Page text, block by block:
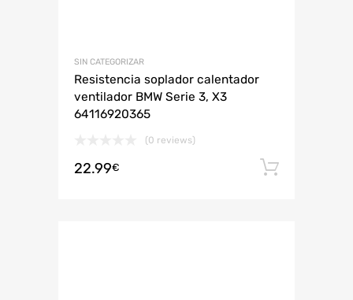
SIN CATEGORIZAR
Resistencia soplador calentador
ventilador BMW Serie 3, X3
64116920365
(0 reviews)
22.99€